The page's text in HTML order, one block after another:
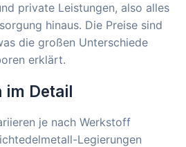
private Leistungen, also alles
hinaus. Die Preise sind
die großen Unterschiede
erklärt.
im Detail
je nach Werkstoff
Legierungen